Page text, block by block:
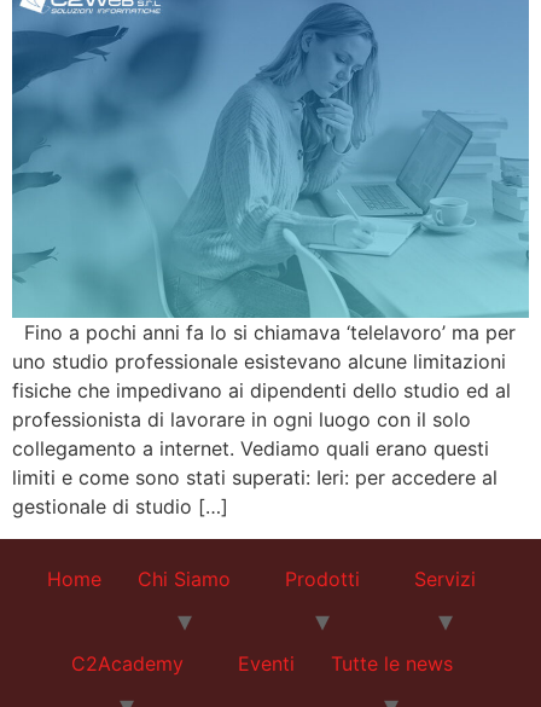
Fino a pochi anni fa lo si chiamava ‘telelavoro’ ma per
uno studio professionale esistevano alcune limitazioni
fisiche che impedivano ai dipendenti dello studio ed al
professionista di lavorare in ogni luogo con il solo
collegamento a internet. Vediamo quali erano questi
limiti e come sono stati superati: Ieri: per accedere al
gestionale di studio […]
Home Chi Siamo Prodotti Servizi
C2Academy Eventi Tutte le news